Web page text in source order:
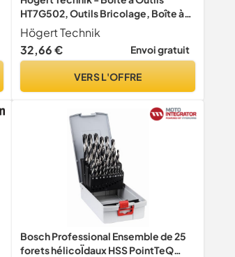
HT7G502, Outils Bricolage, Boîte à
Outils avec une Capacité de Charge
jusqu'à 50 kg, Trousse a Outils,
Fermetures Robustes en ABS,
Högert Technik
32,66 €
Envoi gratuit
VERS L'OFFRE
Bosch Professional Ensemble de 25
forets hélicoÏdaux HSS PointTeQ